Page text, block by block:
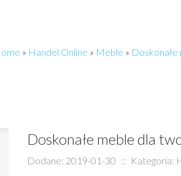
» Handel Online » Meble »
Doskonałe meble dla
Dodane: 2019-01-30 :: Kategoria: